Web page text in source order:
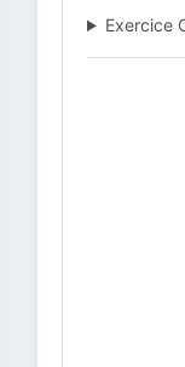
Exercice